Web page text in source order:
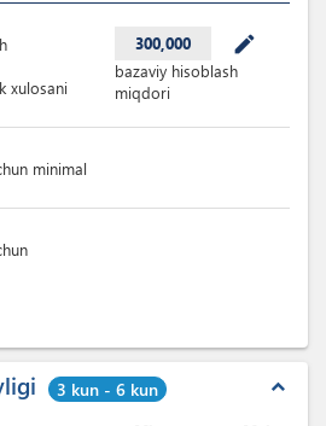
xulosani
300,000 mode_edit
bazaviy hisoblash
miqdori
minimal
3 kun - 6 kun expand_less